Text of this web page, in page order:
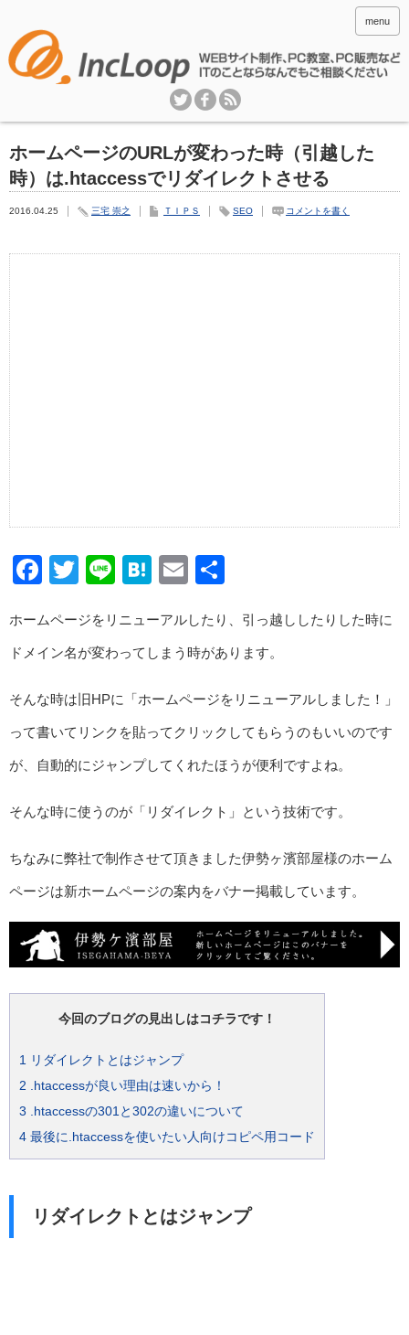
menu
ホームページのURLが変わった時（引越した
時）は.htaccessでリダイレクトさせる
2016.04.25 三宅 崇之 ＴＩＰＳ SEO コメントを書く
Facebook
Twitter
LineHatena
Email
ホームページをリニューアルしたり、引っ越ししたりした時に
ドメイン名が変わってしまう時があります。
そんな時は旧HPに「ホームページをリニューアルしました！」
って書いてリンクを貼ってクリックしてもらうのもいいのです
が、自動的にジャンプしてくれたほうが便利ですよね。
そんな時に使うのが「リダイレクト」という技術です。
ちなみに弊社で制作させて頂きました伊勢ヶ濱部屋様のホーム
ページは新ホームページの案内をバナー掲載しています。
今回のブログの見出しはコチラです！
1 リダイレクトとはジャンプ
2 .htaccessが良い理由は速いから！
3 .htaccessの301と302の違いについて
4 最後に.htaccessを使いたい人向けコピペ用コード
リダイレクトとはジャンプ